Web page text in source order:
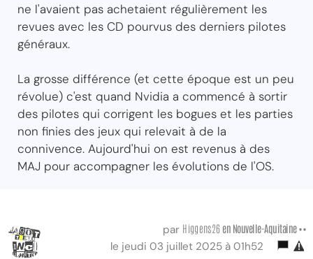
ne l'avaient pas achetaient régulièrement les
revues avec les CD pourvus des derniers pilotes
généraux.
La grosse différence (et cette époque est un peu
révolue) c'est quand Nvidia a commencé à sortir
des pilotes qui corrigent les bogues et les parties
non finies des jeux qui relevait à de la
connivence. Aujourd'hui on est revenus à des
MAJ pour accompagner les évolutions de l'OS.
par Higgens26 en Nouvelle-Aquitaine ••
le jeudi 03 juillet 2025 à 01h52